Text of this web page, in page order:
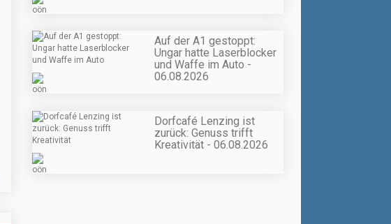
Auf der A1 gestoppt:
Ungar hatte Laserblocker
und Waffe im Auto -
06.08.2026
Dorfcafé Lenzing ist
zurück: Genuss trifft
Kreativität - 06.08.2026